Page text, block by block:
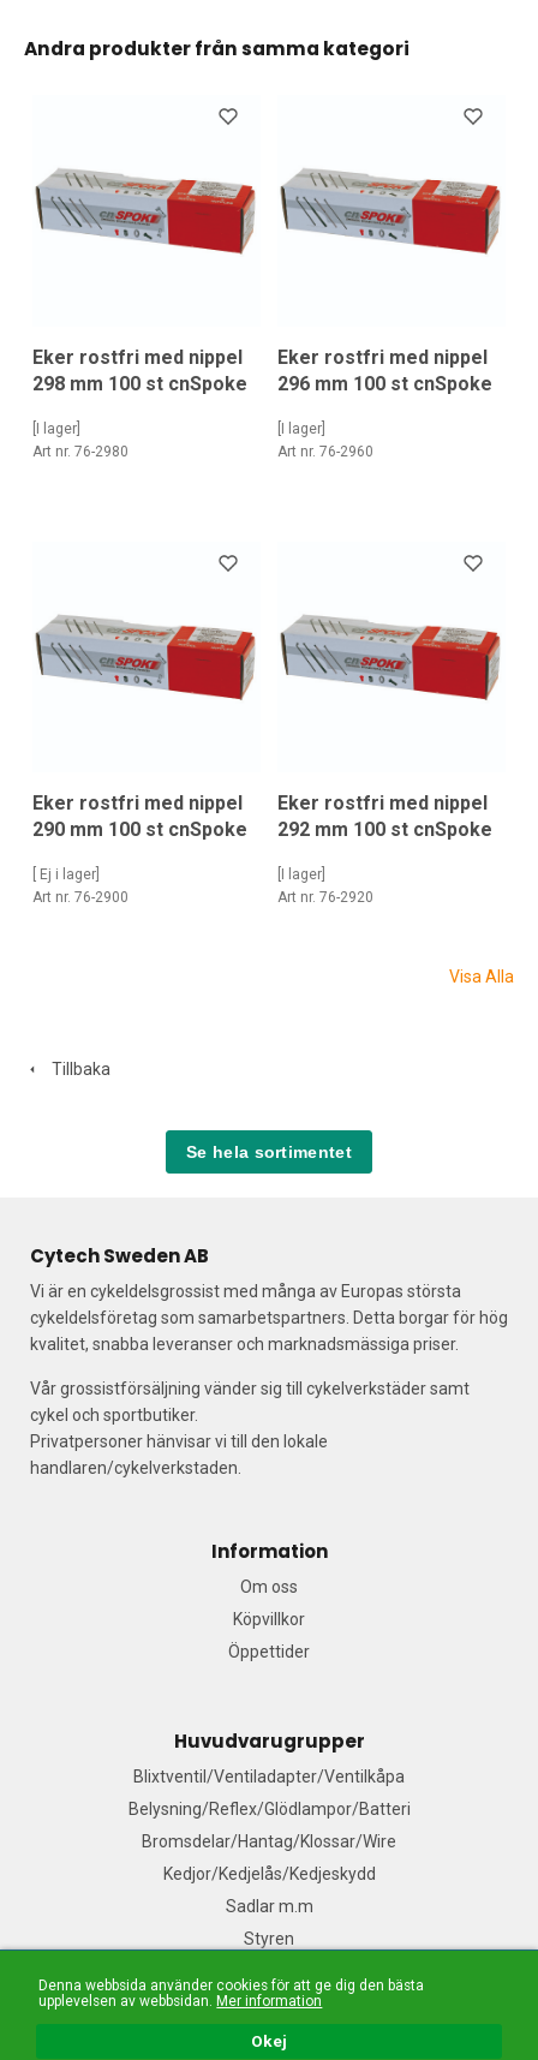
Okej
Denna webbsida använder cookies för att ge dig den bästa
upplevelsen av webbsidan.Mer information
Andra produkter från samma kategori
Eker rostfri med nippel
298 mm 100 st cnSpoke
[I lager]
Art nr. 76-2980
Eker rostfri med nippel
296 mm 100 st cnSpoke
[I lager]
Art nr. 76-2960
Eker rostfri med nippel
290 mm 100 st cnSpoke
[ Ej i lager]
Art nr. 76-2900
Eker rostfri med nippel
292 mm 100 st cnSpoke
[I lager]
Art nr. 76-2920
Visa Alla
Tillbaka
Se hela sortimentet
Cytech Sweden AB
Vi är en cykeldelsgrossist med många av Europas största
cykeldelsföretag som samarbetspartners. Detta borgar för hög
kvalitet, snabba leveranser och marknadsmässiga priser.
Vår grossistförsäljning vänder sig till cykelverkstäder samt
cykel och sportbutiker.
Privatpersoner hänvisar vi till den lokale
handlaren/cykelverkstaden.
Information
Om oss
Köpvillkor
Öppettider
Huvudvarugrupper
Blixtventil/Ventiladapter/Ventilkåpa
Belysning/Reflex/Glödlampor/Batteri
Bromsdelar/Hantag/Klossar/Wire
Kedjor/Kedjelås/Kedjeskydd
Sadlar m.m
Styren
Mail:
| Tel: 076-140 91 99| E-handelslösning från
Nordisk E-handel